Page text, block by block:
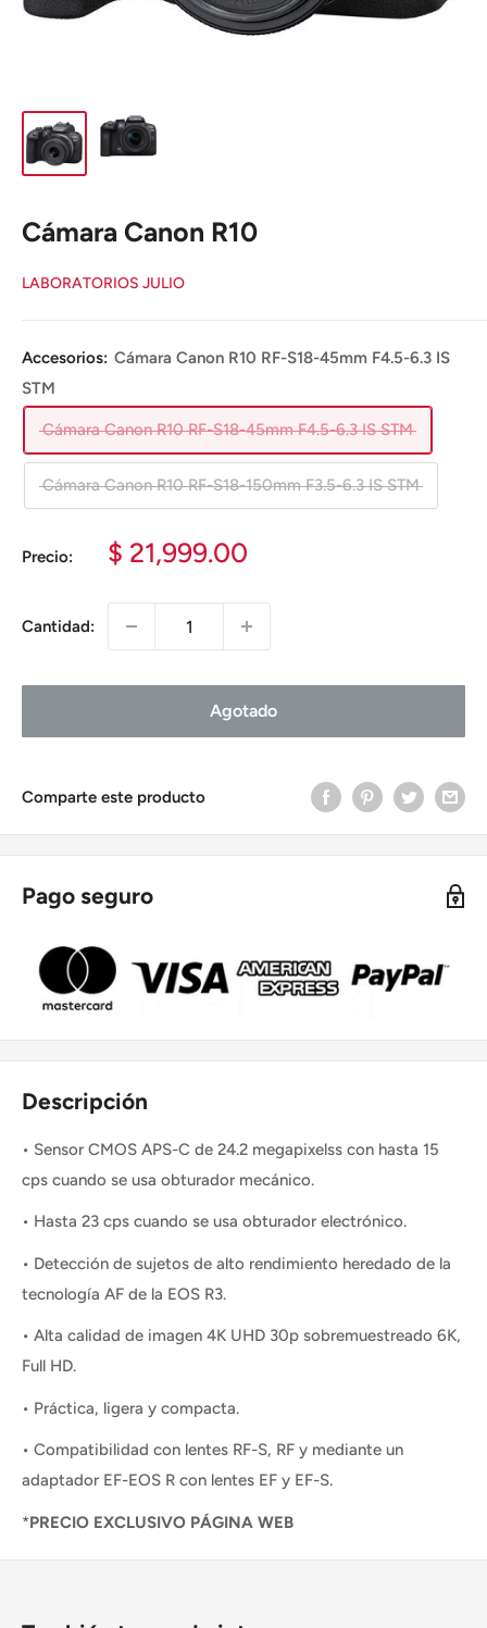
Cámara Canon R10
LABORATORIOS JULIO
Accesorios: Cámara Canon R10 RF-S18-45mm F4.5-6.3 IS
STM
Cámara Canon R10 RF-S18-45mm F4.5-6.3 IS STM
Cámara Canon R10 RF-S18-150mm F3.5-6.3 IS STM
Precio:
Precio
$ 21,999.00
Cantidad:
Agotado
Comparte este producto
Pago seguro
Descripción
• Sensor CMOS APS-C de 24.2 megapixelss con hasta 15
cps cuando se usa obturador mecánico.
• Hasta 23 cps cuando se usa obturador electrónico.
• Detección de sujetos de alto rendimiento heredado de la
tecnología AF de la EOS R3.
• Alta calidad de imagen 4K UHD 30p sobremuestreado 6K,
Full HD.
• Práctica, ligera y compacta.
• Compatibilidad con lentes RF-S, RF y mediante un
adaptador EF-EOS R con lentes EF y EF-S.
*PRECIO EXCLUSIVO PÁGINA WEB